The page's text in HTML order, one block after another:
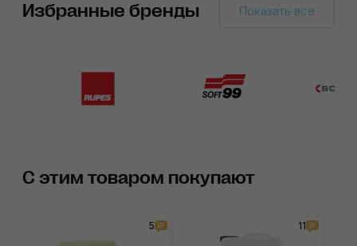
Избранные бренды Показать все
С этим товаром покупают
5 11